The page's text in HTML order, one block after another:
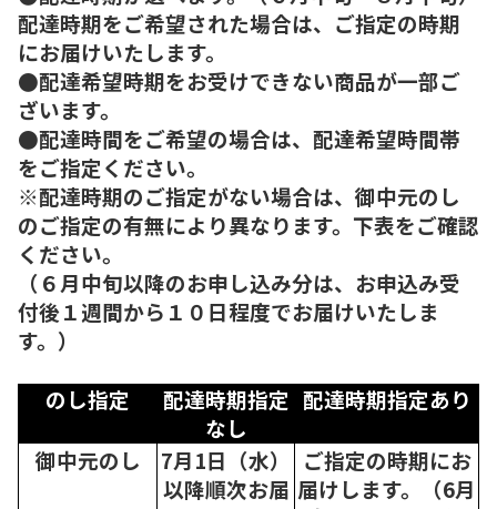
配達時期をご希望された場合は、ご指定の時期
にお届けいたします。
●配達希望時期をお受けできない商品が一部ご
ざいます。
●配達時間をご希望の場合は、配達希望時間帯
をご指定ください。
※配達時期のご指定がない場合は、御中元のし
のご指定の有無により異なります。下表をご確認
ください。
（６月中旬以降のお申し込み分は、お申込み受
付後１週間から１０日程度でお届けいたしま
す。）
のし指定
配達時期指定
なし
配達時期指定あり
御中元のし
7月1日（水）
以降順次お届
ご指定の時期にお
届けします。（6月